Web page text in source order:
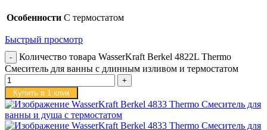
Особенности С термостатом
Быстрый просмотр
Количество товара WasserKraft Berkel 4822L Thermo
Смеситель для ванны с длинным изливом и термостатом
Купить в 1 клик